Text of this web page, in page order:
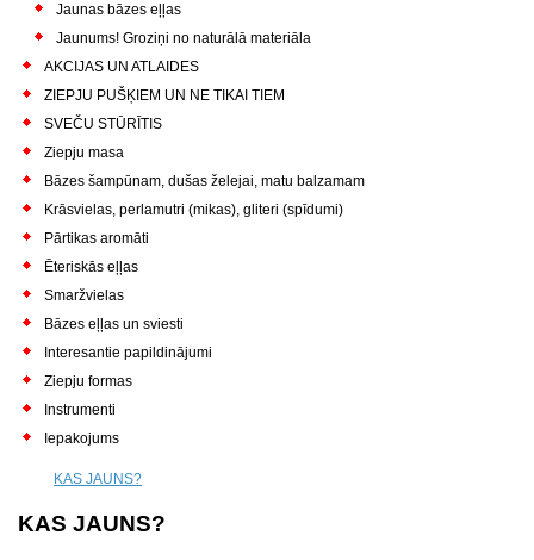
Jaunas bāzes eļļas
Jaunums! Groziņi no naturālā materiāla
AKCIJAS UN ATLAIDES
ZIEPJU PUŠĶIEM UN NE TIKAI TIEM
SVEČU STŪRĪTIS
Ziepju masa
Bāzes šampūnam, dušas želejai, matu balzamam
Krāsvielas, perlamutri (mikas), gliteri (spīdumi)
Pārtikas aromāti
Ēteriskās eļļas
Smaržvielas
Bāzes eļļas un sviesti
Interesantie papildinājumi
Ziepju formas
Instrumenti
Iepakojums
KAS JAUNS?
KAS JAUNS?